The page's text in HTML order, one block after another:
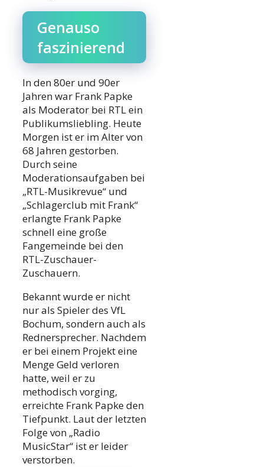
Genauso
faszinierend
In den 80er und 90er
Jahren war Frank Papke
als Moderator bei RTL ein
Publikumsliebling. Heute
Morgen ist er im Alter von
68 Jahren gestorben.
Durch seine
Moderationsaufgaben bei
„RTL-Musikrevue“ und
„Schlagerclub mit Frank“
erlangte Frank Papke
schnell eine große
Fangemeinde bei den
RTL-Zuschauer-
Zuschauern.
Bekannt wurde er nicht
nur als Spieler des VfL
Bochum, sondern auch als
Rednersprecher. Nachdem
er bei einem Projekt eine
Menge Geld verloren
hatte, weil er zu
methodisch vorging,
erreichte Frank Papke den
Tiefpunkt. Laut der letzten
Folge von „Radio
MusicStar“ ist er leider
verstorben.